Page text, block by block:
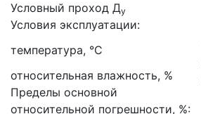
Условный проход Ду
Условия эксплуатации:
температура, °С
относительная влажность, %
Пределы основной
относительной погрешности, %: